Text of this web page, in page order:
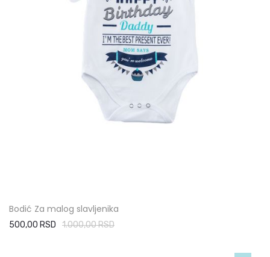
Bodić Za malog slavljenika
500,00 RSD 1.000,00 RSD